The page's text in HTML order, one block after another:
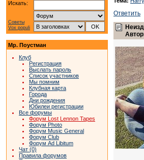
Искать:
Советы
Vox populi
Мр. Поустман
Клуб
Регистрация
Выслать пароль
Список участников
Мы помним
Клубная карта
Города
Дни рождения
Юбилеи регистрации
Все форумы
Форум Lost Lennon Tapes
Форум Photo
Форум Music General
Форум Club
Форум Ad Libitum
Чат (0)
Правила форумов
Ответить